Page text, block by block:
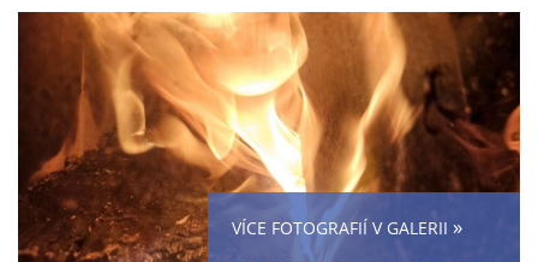
VÍCE FOTOGRAFIÍ V GALERII »